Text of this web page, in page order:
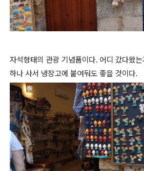
자석형태의 관광 기념품이다. 어디 갔다왔
하나 사서 냉장고에 붙여둬도 좋을 것이다.